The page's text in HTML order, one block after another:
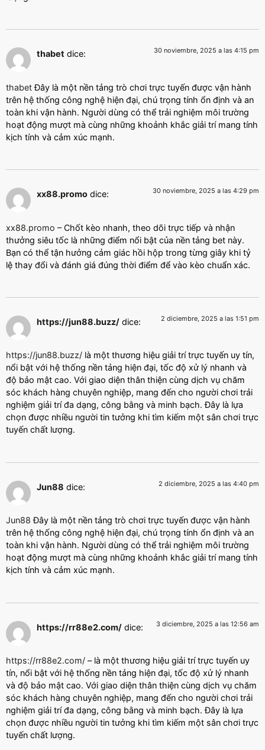
thabet dice: 30 noviembre, 2025 a las 4:15 pm
thabetĐây là một nền tảng trò chơi trực tuyến được vận hành
trên hệ thống công nghệ hiện đại, chú trọng tính ổn định và an
toàn khi vận hành. Người dùng có thể trải nghiệm môi trường
hoạt động mượt mà cùng những khoảnh khắc giải trí mang tính
kịch tính và cảm xúc mạnh.
xx88.promo dice: 30 noviembre, 2025 a las 4:29 pm
xx88.promo – Chốt kèo nhanh, theo dõi trực tiếp và nhận
thưởng siêu tốc là những điểm nổi bật của nền tảng bet này.
Bạn có thể tận hưởng cảm giác hồi hộp trong từng giây khi tỷ
lệ thay đổi và đánh giá đúng thời điểm để vào kèo chuẩn xác.
https://jun88.buzz/ dice: 2 diciembre, 2025 a las 1:51 pm
https://jun88.buzz/ là một thương hiệu giải trí trực tuyến uy tín,
nổi bật với hệ thống nền tảng hiện đại, tốc độ xử lý nhanh và
độ bảo mật cao. Với giao diện thân thiện cùng dịch vụ chăm
sóc khách hàng chuyên nghiệp, mang đến cho người chơi trải
nghiệm giải trí đa dạng, công bằng và minh bạch. Đây là lựa
chọn được nhiều người tin tưởng khi tìm kiếm một sân chơi trực
tuyến chất lượng.
Jun88 dice: 2 diciembre, 2025 a las 4:40 pm
Jun88 Đây là một nền tảng trò chơi trực tuyến được vận hành
trên hệ thống công nghệ hiện đại, chú trọng tính ổn định và an
toàn khi vận hành. Người dùng có thể trải nghiệm môi trường
hoạt động mượt mà cùng những khoảnh khắc giải trí mang tính
kịch tính và cảm xúc mạnh.
https://rr88e2.com/ dice: 3 diciembre, 2025 a las 12:56 am
https://rr88e2.com/ – là một thương hiệu giải trí trực tuyến uy
tín, nổi bật với hệ thống nền tảng hiện đại, tốc độ xử lý nhanh
và độ bảo mật cao. Với giao diện thân thiện cùng dịch vụ chăm
sóc khách hàng chuyên nghiệp, mang đến cho người chơi trải
nghiệm giải trí đa dạng, công bằng và minh bạch. Đây là lựa
chọn được nhiều người tin tưởng khi tìm kiếm một sân chơi trực
tuyến chất lượng.